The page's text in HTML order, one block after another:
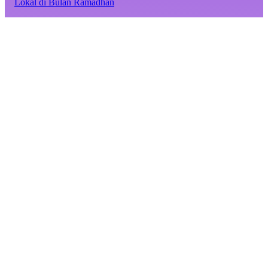
Lokal di Bulan Ramadhan